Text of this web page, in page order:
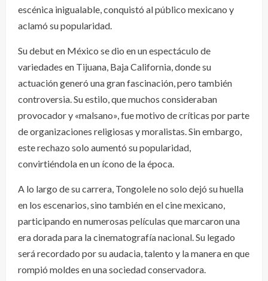
escénica inigualable, conquistó al público mexicano y
aclamó su popularidad.
Su debut en México se dio en un espectáculo de
variedades en Tijuana, Baja California, donde su
actuación generó una gran fascinación, pero también
controversia. Su estilo, que muchos consideraban
provocador y «malsano», fue motivo de críticas por parte
de organizaciones religiosas y moralistas. Sin embargo,
este rechazo solo aumentó su popularidad,
convirtiéndola en un ícono de la época.
A lo largo de su carrera, Tongolele no solo dejó su huella
en los escenarios, sino también en el cine mexicano,
participando en numerosas películas que marcaron una
era dorada para la cinematografía nacional. Su legado
será recordado por su audacia, talento y la manera en que
rompió moldes en una sociedad conservadora.